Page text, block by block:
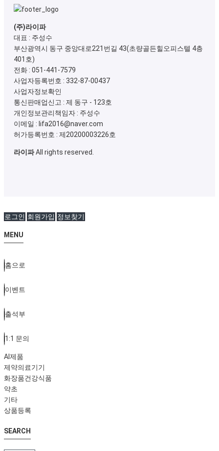
(주)라이파
대표 : 주성수
부산광역시 동구 중앙대로221번길 43(초량골든힐오피스텔 4층
401호)
전화 : 051-441-7579
사업자등록번호 : 332-87-00437
사업자정보확인
통신판매업신고 : 제 동구 - 123호
개인정보관리책임자 : 주성수
이메일 : lifa2016@naver.com
허가등록번호 : 제20200003226호
라이파All rights reserved.
로그인 회원가입 정보찾기
MENU
홈으로
이벤트
출석부
1:1 문의
AI제품
제약의료기기
화장품건강식품
약초
기타
상품등록
SEARCH